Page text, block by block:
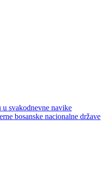
svakodnevne navike
bosanske nacionalne države